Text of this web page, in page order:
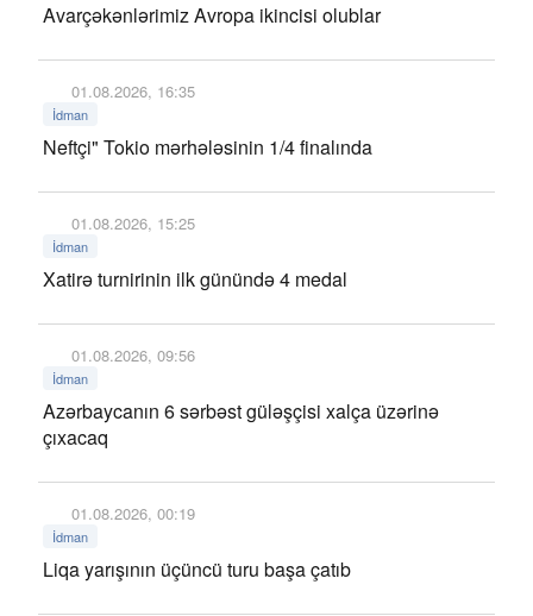
Avarçəkənlərimiz Avropa ikincisi olublar
01.08.2026, 16:35
İdman
Neftçi" Tokio mərhələsinin 1/4 finalında
01.08.2026, 15:25
İdman
Xatirə turnirinin ilk günündə 4 medal
01.08.2026, 09:56
İdman
Azərbaycanın 6 sərbəst güləşçisi xalça üzərinə
çıxacaq
01.08.2026, 00:19
İdman
Liqa yarışının üçüncü turu başa çatıb